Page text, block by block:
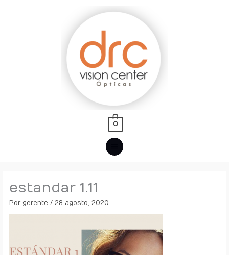
MENÚ
PRINCIPAL
0
estandar 1.11
Por gerente/28 agosto, 2020